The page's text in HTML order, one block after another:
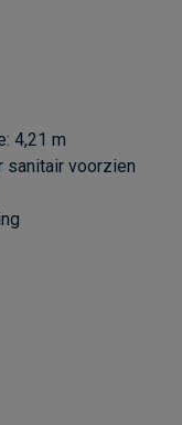
4,21 m
sanitair voorzien